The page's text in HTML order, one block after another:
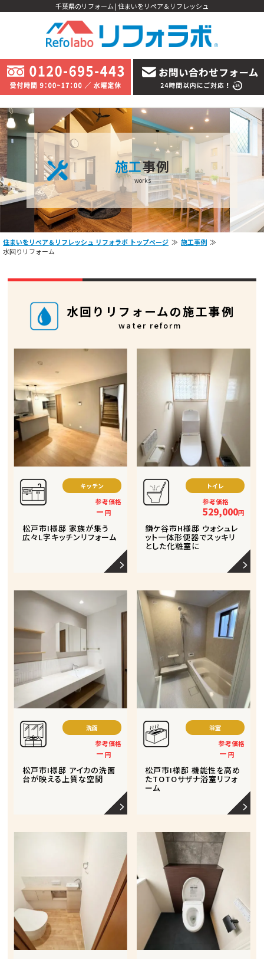
千葉県のリフォーム | 住まいをリペア＆リフレッシュ
施工事例
works
住まいをリペア＆リフレッシュ リフォラボ トップページ
施工事例
水回りリフォーム
水回りリフォームの施工事例
water reform
キッチン
参考価格
－円
松戸市I様邸 家族が集う
広々L字キッチンリフォーム
トイレ
参考価格
529,000円
鎌ケ谷市H様邸 ウォシュレ
ット一体形便器でスッキリ
とした化粧室に
洗面
参考価格
－円
松戸市I様邸 アイカの洗面
台が映える上質な空間
浴室
参考価格
－円
松戸市I様邸 機能性を高め
たTOTOサザナ浴室リフォ
ーム